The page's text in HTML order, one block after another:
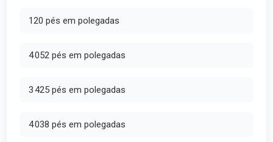
120 pés em polegadas
4 052 pés em polegadas
3 425 pés em polegadas
4 038 pés em polegadas